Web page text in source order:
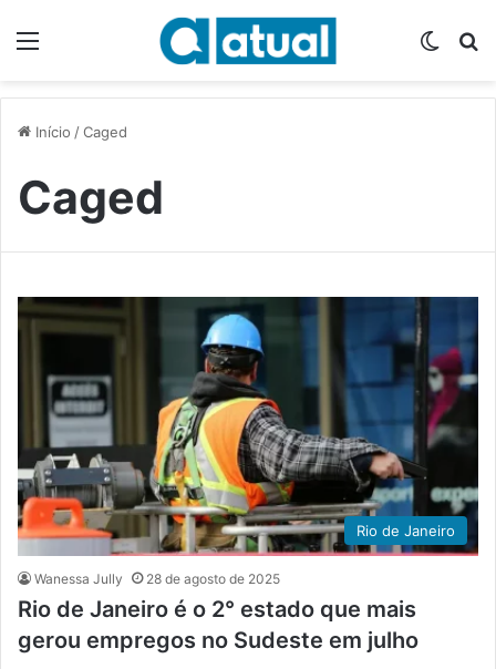
Início /Caged
Caged
Rio de Janeiro
Wanessa Jully 28 de agosto de 2025
Rio de Janeiro é o 2° estado que mais
gerou empregos no Sudeste em julho